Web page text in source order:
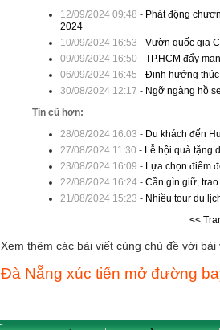
12/09/2024 09:48 - Phát động
2024
10/09/2024 16:53 - Vườn quốc gia
09/09/2024 16:50 - TP.HCM đẩy
06/09/2024 16:45 - Định hướng thúc
30/08/2024 12:17 - Ngỡ ngàng hồ
Tin cũ hơn:
28/08/2024 16:03 - Du khách đến
27/08/2024 11:30 - Lễ hội quà tặng
23/08/2024 16:09 - Lựa chọn điểm
22/08/2024 16:24- Cần gìn giữ,
21/08/2024 15:23 - Nhiều tour du
<<
Xem thêm các bài viết cùng chủ đề với
Đà Nẵng xúc tiến mở đường